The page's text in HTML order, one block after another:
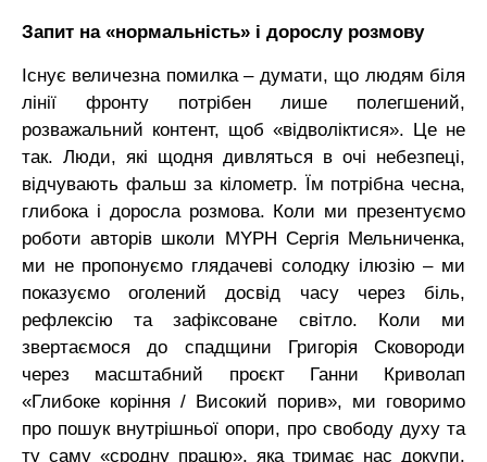
Запит на «нормальність» і дорослу розмову
Існує величезна помилка – думати, що людям біля
лінії фронту потрібен лише полегшений,
розважальний контент, щоб «відволіктися». Це не
так. Люди, які щодня дивляться в очі небезпеці,
відчувають фальш за кілометр. Їм потрібна чесна,
глибока і доросла розмова. Коли ми презентуємо
роботи авторів школи MYPH Сергія Мельниченка,
ми не пропонуємо глядачеві солодку ілюзію – ми
показуємо оголений досвід часу через біль,
рефлексію та зафіксоване світло. Коли ми
звертаємося до спадщини Григорія Сковороди
через масштабний проєкт Ганни Криволап
«Глибоке коріння / Високий порив», ми говоримо
про пошук внутрішньої опори, про свободу духу та
ту саму «сродну працю», яка тримає нас докупи.